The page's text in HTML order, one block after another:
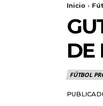
Inicio
DE
FÚTBOL